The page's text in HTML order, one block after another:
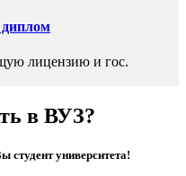
лицензию и гос.
в ВУЗ?
студент университета!